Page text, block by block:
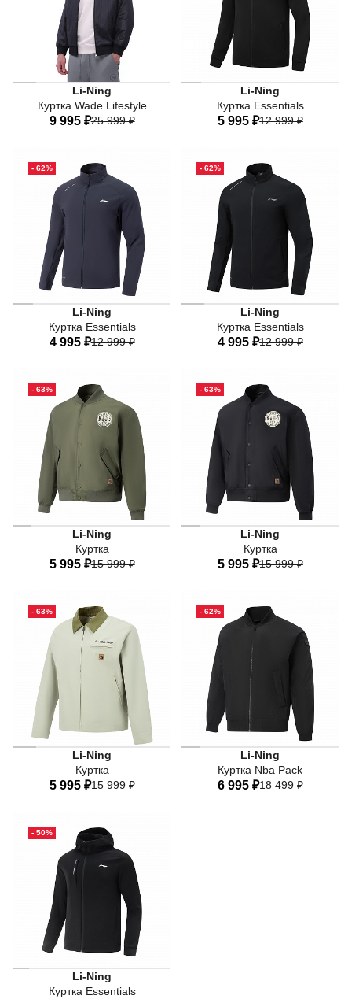
Li-Ning
Куртка Wade Lifestyle
9 995 ₽25 999 ₽
44
54
56
Li-Ning
Куртка Essentials
5 995 ₽12 999 ₽
44
54
56
- 62%
Li-Ning
Куртка Essentials
4 995 ₽12 999 ₽
44 48
54
56
- 62%
Li-Ning
Куртка Essentials
4 995 ₽12 999 ₽
44 48
54
56
- 63%
Li-Ning
Куртка
5 995 ₽15 999 ₽
44
54
56
- 63%
Li-Ning
Куртка
5 995 ₽15 999 ₽
44
54
56
- 63%
Li-Ning
Куртка
5 995 ₽15 999 ₽
44
54
56
- 62%
Li-Ning
Куртка Nba Pack
6 995 ₽18 499 ₽
- 50%
Li-Ning
Куртка Essentials